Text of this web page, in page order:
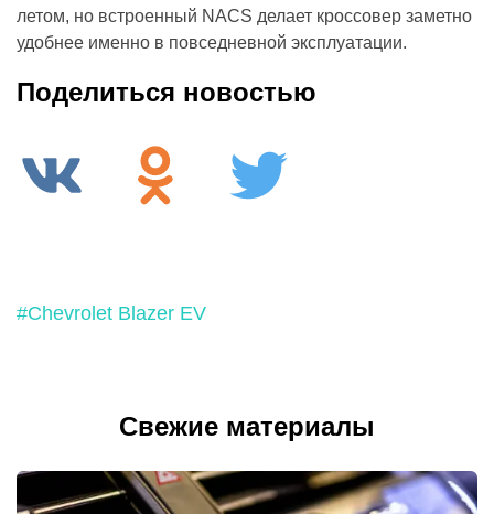
летом, но встроенный NACS делает кроссовер заметно
удобнее именно в повседневной эксплуатации.
Поделиться новостью
#Chevrolet Blazer EV
Свежие материалы